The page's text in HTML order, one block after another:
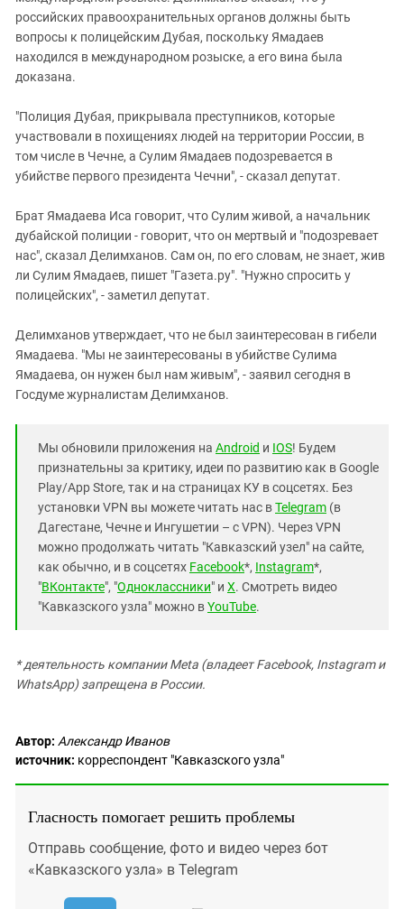
российских правоохранительных органов должны быть
вопросы к полицейским Дубая, поскольку Ямадаев
находился в международном розыске, а его вина была
доказана.
"Полиция Дубая, прикрывала преступников, которые
участвовали в похищениях людей на территории России, в
том числе в Чечне, а Сулим Ямадаев подозревается в
убийстве первого президента Чечни", - сказал депутат.
Брат Ямадаева Иса говорит, что Сулим живой, а начальник
дубайской полиции - говорит, что он мертвый и "подозревает
нас", сказал Делимханов. Сам он, по его словам, не знает, жив
ли Сулим Ямадаев, пишет "Газета.ру". "Нужно спросить у
полицейских", - заметил депутат.
Делимханов утверждает, что не был заинтересован в гибели
Ямадаева. "Мы не заинтересованы в убийстве Сулима
Ямадаева, он нужен был нам живым", - заявил сегодня в
Госдуме журналистам Делимханов.
Мы обновили приложения на Android и IOS! Будем
признательны за критику, идеи по развитию как в Google
Play/App Store, так и на страницах КУ в соцсетях. Без
установки VPN вы можете читать нас вTelegram (в
Дагестане, Чечне и Ингушетии – с VPN). Через VPN
можно продолжать читать "Кавказский узел" на сайте,
как обычно, и в соцсетях Facebook*, Instagram*,
"ВКонтакте", "Одноклассники" и X. Смотреть видео
"Кавказского узла" можно вYouTube.
* деятельность компании Meta (владеет Facebook, Instagram и
WhatsApp) запрещена в России.
Автор: Александр Иванов
источник: корреспондент "Кавказского узла"
Гласность помогает решить проблемы
Отправь сообщение, фото и видео через бот
«Кавказского узла» в Telegram